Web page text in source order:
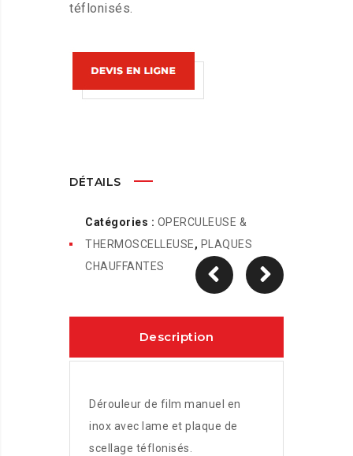
téflonisés.
DÉTAILS
Catégories : OPERCULEUSE &
THERMOSCELLEUSE, PLAQUES
CHAUFFANTES
Description
Dérouleur de film manuel en
inox avec lame et plaque de
scellage téflonisés.